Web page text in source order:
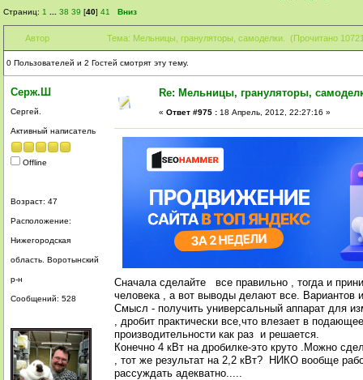
Страниц: 1 38 39 [40] 41 Вниз
Автор Тема: Мельницы, грануляторы, самоделки. (Прочитано
0 Пользователей и 2 Гостей смотрят эту тему.
Серж.Ш
Сергей.
Активный написатель
Offline
Возраст: 47
Расположение:
Нижегородская
область. Воротынский
р-н
Сообщений: 528
Re: Мельницы, грануляторы,
« Ответ #975 : 18 Апрель, 2012, 22:27:16 »
Сначала сделайте все правильно , тогда и
человека , а вот выводы делают все. Вариантов
Смысл - получить универсальный аппарат для
, дробит практически все,что влезает в
производительности как раз и решается.
Конечно 4 кВт на дробилке-это круто .Можно
, тот же результат на 2,2 кВт? НИКО вообще
рассуждать адекватно.....